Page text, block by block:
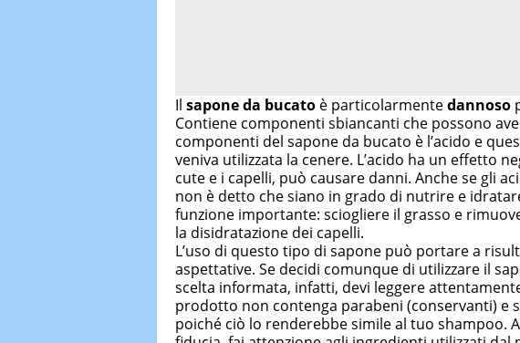
Il sapone da bucato è particolarmentedannoso
Contiene componenti sbiancanti che possono
componenti del sapone da bucato è l’acido e
veniva utilizzata la cenere. L’acido ha un effetto
cute e i capelli, può causare danni. Anche se gli
non è detto che siano in grado di nutrire e
funzione importante: sciogliere il grasso e
la disidratazione dei capelli.
L’uso di questo tipo di sapone può portare a
aspettative. Se decidi comunque di utilizzare il
scelta informata, infatti, devi leggere
prodotto non contenga parabeni (conservanti) e
poiché ciò lo renderebbe simile al tuo shampoo.